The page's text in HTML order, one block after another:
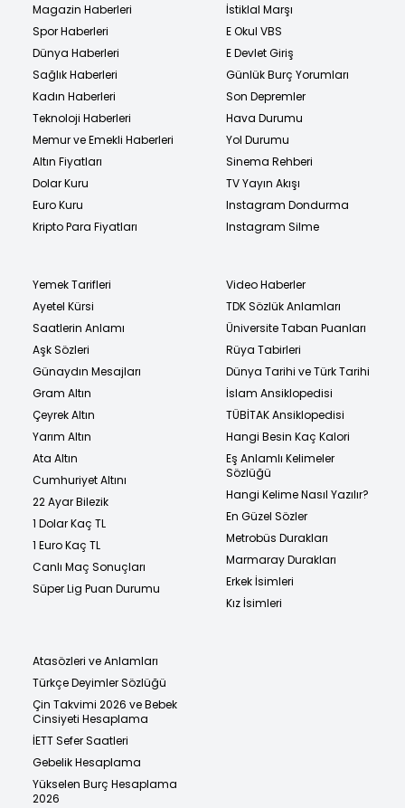
Magazin Haberleri
Spor Haberleri
Dünya Haberleri
Sağlık Haberleri
Kadın Haberleri
Teknoloji Haberleri
Memur ve Emekli Haberleri
Altın Fiyatları
Dolar Kuru
Euro Kuru
Kripto Para Fiyatları
İstiklal Marşı
E Okul VBS
E Devlet Giriş
Günlük Burç Yorumları
Son Depremler
Hava Durumu
Yol Durumu
Sinema Rehberi
TV Yayın Akışı
Instagram Dondurma
Instagram Silme
Yemek Tarifleri
Ayetel Kürsi
Saatlerin Anlamı
Aşk Sözleri
Günaydın Mesajları
Gram Altın
Çeyrek Altın
Yarım Altın
Ata Altın
Cumhuriyet Altını
22 Ayar Bilezik
1 Dolar Kaç TL
1 Euro Kaç TL
Canlı Maç Sonuçları
Süper Lig Puan Durumu
Video Haberler
TDK Sözlük Anlamları
Üniversite Taban Puanları
Rüya Tabirleri
Dünya Tarihi ve Türk Tarihi
İslam Ansiklopedisi
TÜBİTAK Ansiklopedisi
Hangi Besin Kaç Kalori
Eş Anlamlı Kelimeler
Sözlüğü
Hangi Kelime Nasıl Yazılır?
En Güzel Sözler
Metrobüs Durakları
Marmaray Durakları
Erkek İsimleri
Kız İsimleri
Atasözleri ve Anlamları
Türkçe Deyimler Sözlüğü
Çin Takvimi 2026 ve Bebek
Cinsiyeti Hesaplama
İETT Sefer Saatleri
Gebelik Hesaplama
Yükselen Burç Hesaplama
2026